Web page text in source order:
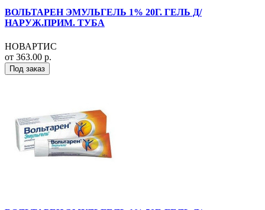
ВОЛЬТАРЕН ЭМУЛЬГЕЛЬ 1% 20Г. ГЕЛЬ Д/
НАРУЖ.ПРИМ. ТУБА
НОВАРТИС
от 363.00 р.
Под заказ